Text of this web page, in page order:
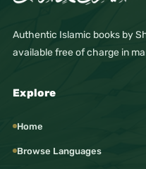
Authentic Islamic books by
available free of charge in
Explore
Home
Browse Languages